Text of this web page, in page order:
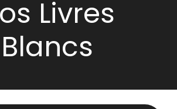
Livres
Blancs